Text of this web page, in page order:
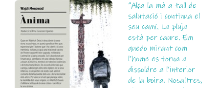
“Alça la mà a tall de
salutació i continua el
seu camí. La pluja
està per caure. Em
quedo mirant com
l’home es torna a
dissoldre a l’interior
de la boira. Nosaltres,